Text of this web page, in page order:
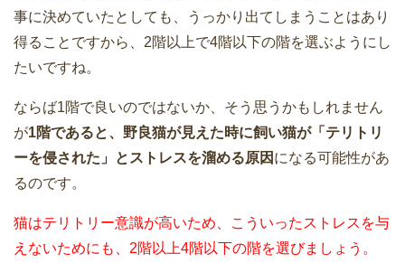
事に決めていたとしても、うっかり出てしまうことはあり
得ることですから、2階以上で4階以下の階を選ぶようにし
たいですね。
ならば1階で良いのではないか、そう思うかもしれません
が1階であると、野良猫が見えた時に飼い猫が「テリトリ
ーを侵された」とストレスを溜める原因 になる可能性があ
るのです。
猫はテリトリー意識が高いため、こういったストレスを与
えないためにも、2階以上4階以下の階を選びましょう。